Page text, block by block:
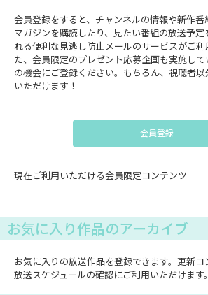
会員登録をすると、チャンネルの情報や新作
マガジンを購読したり、見たい番組の放送予定
れる便利な見逃し防止メールのサービスがご利
た、会員限定のプレゼント応募企画も実施し
の機会にご登録ください。もちろん、視聴者
いただけます！
会員登録
現在ご利用いただける会員限定コンテンツ
お気に入り作品のアーカイブ
お気に入りの放送作品を登録できます。更新
放送スケジュールの確認にご利用いただけます。